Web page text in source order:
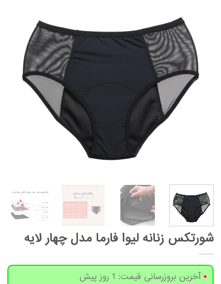
شورتکس زنانه لیوا فارما مدل چهار لایه
آخرین بروزرسانی قیمت: 1 روز پیش